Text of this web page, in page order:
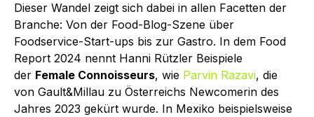
Dieser Wandel zeigt sich dabei in allen Facetten der
Branche: Von der Food-Blog-Szene über
Foodservice-Start-ups bis zur Gastro. In dem Food
Report 2024 nennt Hanni Rützler Beispiele
der Female Connoisseurs, wie Parvin Razavi, die
von Gault&Millau zu Österreichs Newcomerin des
Jahres 2023 gekürt wurde. In Mexiko beispielsweise